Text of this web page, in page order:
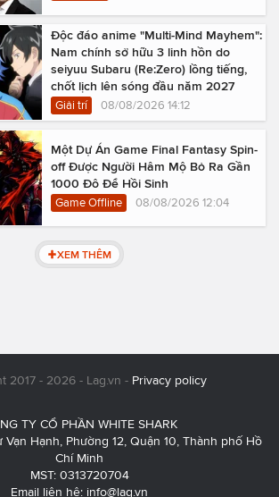
Độc đáo anime "Multi-Mind Mayhem":
Nam chính sở hữu 3 linh hồn do
seiyuu Subaru (Re:Zero) lồng tiếng,
chốt lịch lên sóng đầu năm 2027
Giải trí 08/08/2026 14:12
Một Dự Án Game Final Fantasy Spin-
off Được Người Hâm Mộ Bỏ Ra Gần
1000 Đô Để Hồi Sinh
Game Offline 08/08/2026 12:04
XEM THÊM
2017 - 2026 - Lag.vn - Privacy policy
TY CỔ PHẦN WHITE SHARK
Vạn Hạnh, Phường 12, Quận 10, Thành phố Hồ
Chí Minh
MST: 0313720704
Email liên hệ: info@lag.vn